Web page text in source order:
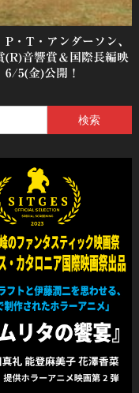
P・T・アンダーソン、
(R)音響賞＆国際長編映
6/5(金)公開！
索: